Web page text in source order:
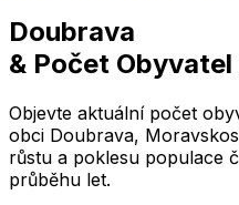
Doubrava
& Počet Obyvatel
Objevte aktuální počet
obci Doubrava,
růstu a poklesu populace
průběhu let.